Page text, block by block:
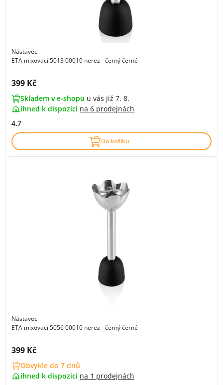
Nástavec
ETA mixovací 5013 00010 nerez - černý černé
Cena s DPH:
399 Kč
Skladem v e-shopu u vás již 7. 8.
ihned k dispozici na 6 prodejnách
4.7
Do košíku
Nástavec
ETA mixovací 5056 00010 nerez - černý černé
Cena s DPH:
399 Kč
Obvykle do 7 dnů
ihned k dispozici na 1 prodejnách